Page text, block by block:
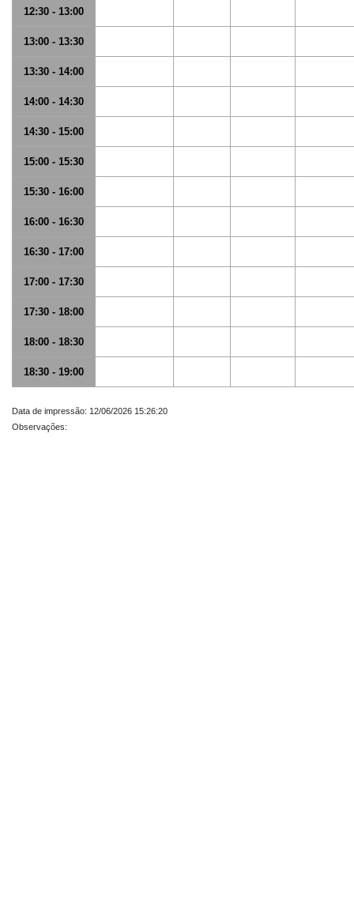
12:30 - 13:00
13:00 - 13:30
13:30 - 14:00
14:00 - 14:30
14:30 - 15:00
15:00 - 15:30
15:30 - 16:00
16:00 - 16:30
16:30 - 17:00
17:00 - 17:30
17:30 - 18:00
18:00 - 18:30
18:30 - 19:00
Data de impressão: 12/06/2026 15:26:20
Observações: